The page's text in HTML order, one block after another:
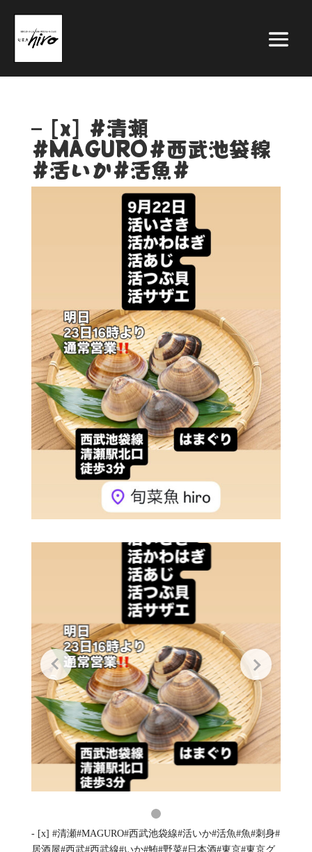
– [x] #清瀬
#MAGURO#西武池袋線
#活いか#活魚#
- [x] #清瀬#MAGURO#西武池袋線#活いか#活魚#魚#刺身#
居酒屋#西武#西武線#いか#鮪#野菜#日本酒#東京#東京グ